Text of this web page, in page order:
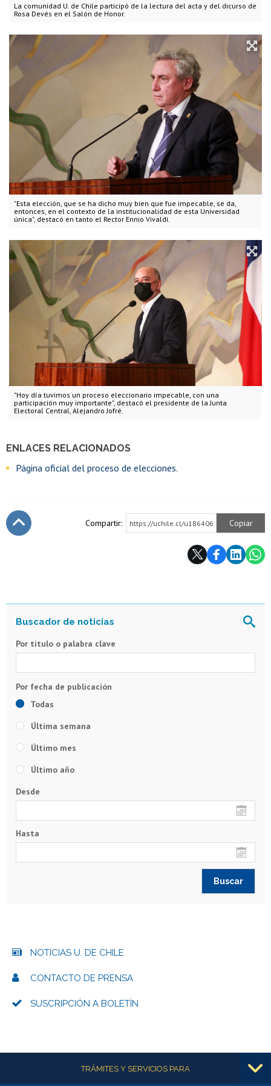
La comunidad U. de Chile participó de la lectura del acta y del dicurso de
Rosa Devés en el Salón de Honor.
"Esta elección, que se ha dicho muy bien que fue impecable, se da,
entonces, en el contexto de la institucionalidad de esta Universidad
única", destacó en tanto el Rector Ennio Vivaldi.
"Hoy día tuvimos un proceso eleccionario impecable, con una
participación muy importante", destacó el presidente de la Junta
Electoral Central, Alejandro Jofré.
ENLACES RELACIONADOS
Página oficial del proceso de elecciones.
Compartir: https://uchile.cl/u186406 Copiar
Por título o palabra clave
Todas
Última semana
Último mes
Último año
Desde
Hasta
NOTICIAS U. DE CHILE
CONTACTO DE PRENSA
SUSCRIPCIÓN A BOLETÍN
Más informaciónTRÁMITES Y SERVICIOS PARA